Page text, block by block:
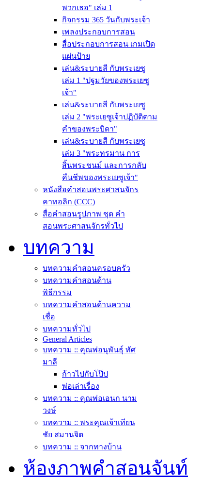
พวกเธอ" เล่ม 1
กิจกรรม 365 วันกับพระเจ้า
เพลงประกอบการสอน
สื่อประกอบการสอน เกมเปิด
แผ่นป้าย
เล่น&ระบายสี กับพระเยซู
เล่ม 1 "ปฐมวัยของพระเยซู
เจ้า"
เล่น&ระบายสี กับพระเยซู
เล่ม 2 "พระเยซูเจ้าปฏิบัติตาม
คำของพระบิดา"
เล่น&ระบายสี กับพระเยซู
เล่ม 3 "พระทรมาน การ
สิ้นพระชนม์ และการกลับ
คืนชีพของพระเยซูเจ้า"
หนังสือคำสอนพระศาสนจักร
คาทอลิก (CCC)
สื่อคำสอนรูปภาพ ชุด คำ
สอนพระศาสนจักรทั่วไป
บทความ
บทความคำสอนครอบครัว
บทความคำสอนด้าน
พิธีกรรม
บทความคำสอนด้านความ
เชื่อ
บทความทั่วไป
General Articles
บทความ :: คุณพ่อนุพันธุ์ ทัศ
มาลี
ก้าวไปกับโป๊ป
พ่อเล่าเรื่อง
บทความ :: คุณพ่อเอนก นาม
วงษ์
บทความ :: พระคุณเจ้าเทียน
ชัย สมานจิต
บทความ :: จากทางบ้าน
ห้องภาพคำสอนจันท์